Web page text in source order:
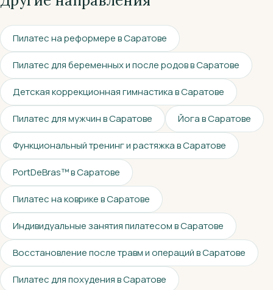
Пилатес на реформере в Саратове
Пилатес для беременных и после родов в Саратове
Детская коррекционная гимнастика в Саратове
Пилатес для мужчин в Саратове Йога в Саратове
Функциональный тренинг и растяжка в Саратове
PortDeBras™ в Саратове
Пилатес на коврике в Саратове
Индивидуальные занятия пилатесом в Саратове
Восстановление после травм и операций в Саратове
Пилатес для похудения в Саратове